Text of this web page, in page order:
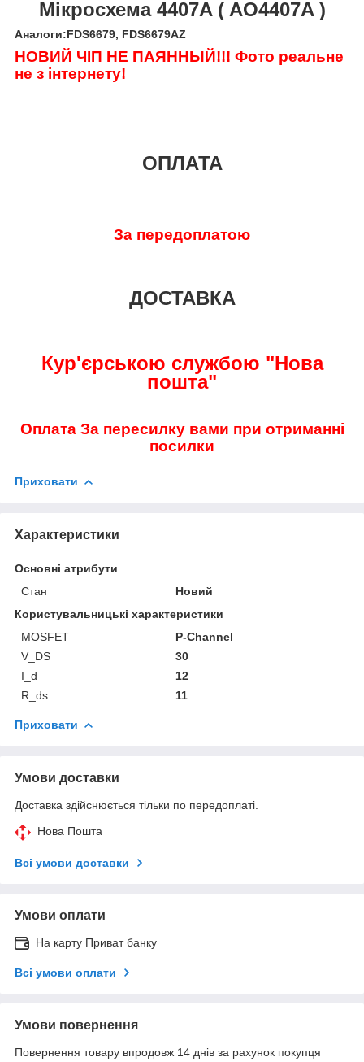
Мікросхема 4407A ( AO4407A )
Аналоги:FDS6679, FDS6679AZ
НОВИЙ ЧІП НЕ ПАЯННЫЙ!!! Фото реальне
не з інтернету!
ОПЛАТА
За передоплатою
ДОСТАВКА
Кур'єрською службою "Нова
пошта"
Оплата За пересилку вами при отриманні
посилки
Приховати
Характеристики
Основні атрибути
Стан
Новий
Користувальницькі характеристики
MOSFET
P-Channel
V_DS
30
I_d
12
R_ds
11
Приховати
Умови доставки
Доставка здійснюється тільки по передоплаті.
Нова Пошта
Всі умови доставки
Умови оплати
На карту Приват банку
Всі умови оплати
Умови повернення
Повернення товару впродовж 14 днів за рахунок покупця